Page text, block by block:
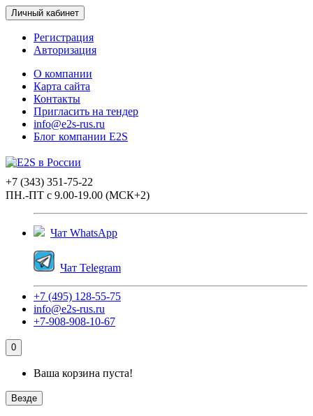
Личный кабинет
Регистрация
Авторизация
О компании
Карта сайта
Контакты
Пригласить на тендер
info@e2s-rus.ru
Блог компании E2S
+7 (343) 351-75-22
ПН.-ПТ с 9.00-19.00 (МСК+2)
Чат WhatsApp
Чат Telegram
+7 (495) 128-55-75
info@e2s-rus.ru
+7-908-908-10-67
0
Ваша корзина пуста!
Везде